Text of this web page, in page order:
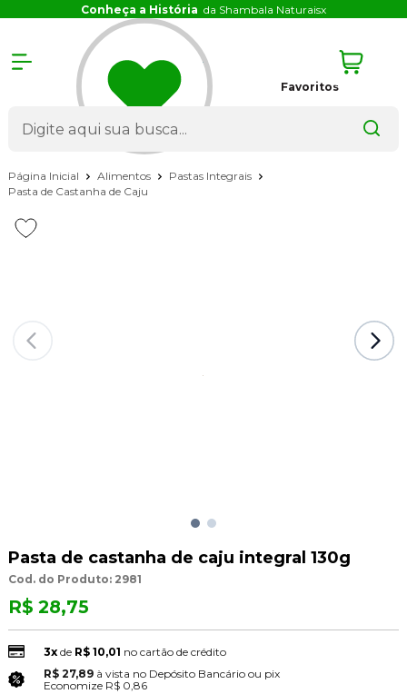
Conheça a História da Shambala Naturaisx
Favoritos
Página Inicial Alimentos
Pastas Integrais
Pasta de Castanha de Caju
Pasta de castanha de caju integral 130g
Cod. do Produto: 2981
R$ 28,75
3xde R$ 10,01 no cartão de crédito
R$ 27,89 à vista no Depósito Bancário ou pix
Economize R$ 0,86